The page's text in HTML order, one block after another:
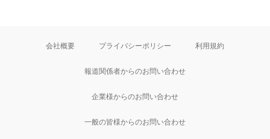
会社概要 プライバシーポリシー 利用規約
報道関係者からのお問い合わせ
企業様からのお問い合わせ
一般の皆様からのお問い合わせ